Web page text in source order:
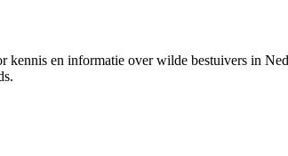
en informatie over wilde bestuivers in